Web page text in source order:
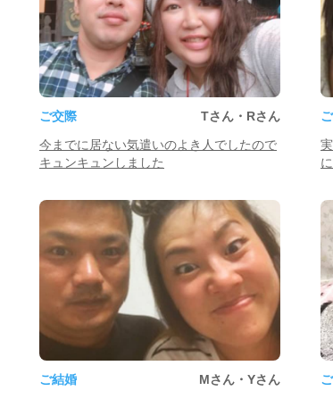
ご交際
Tさん・Rさん
今までに居ない気遣いのよき人でしたので
キュンキュンしました
ご結婚
Mさん・Yさん